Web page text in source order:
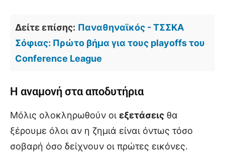
Δείτε επίσης: Παναθηναϊκός - ΤΣΣΚΑ
Σόφιας: Πρώτο βήμα για τους playoffs του
Conference League
Η αναμονή στα αποδυτήρια
Μόλις ολοκληρωθούν οι εξετάσεις θα
ξέρουμε όλοι αν η ζημιά είναι όντως τόσο
σοβαρή όσο δείχνουν οι πρώτες εικόνες.